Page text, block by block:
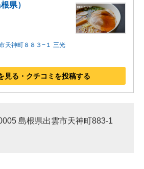
県）
天神町８８３−１ 三光
見る・クチコミを投稿する
島根県出雲市天神町883-1